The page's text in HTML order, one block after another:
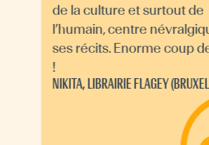
de la culture et surtout de
l’humain, centre
ses récits. Enorme coup
!
NIKITA, LIBRAIRIE FLAGEY